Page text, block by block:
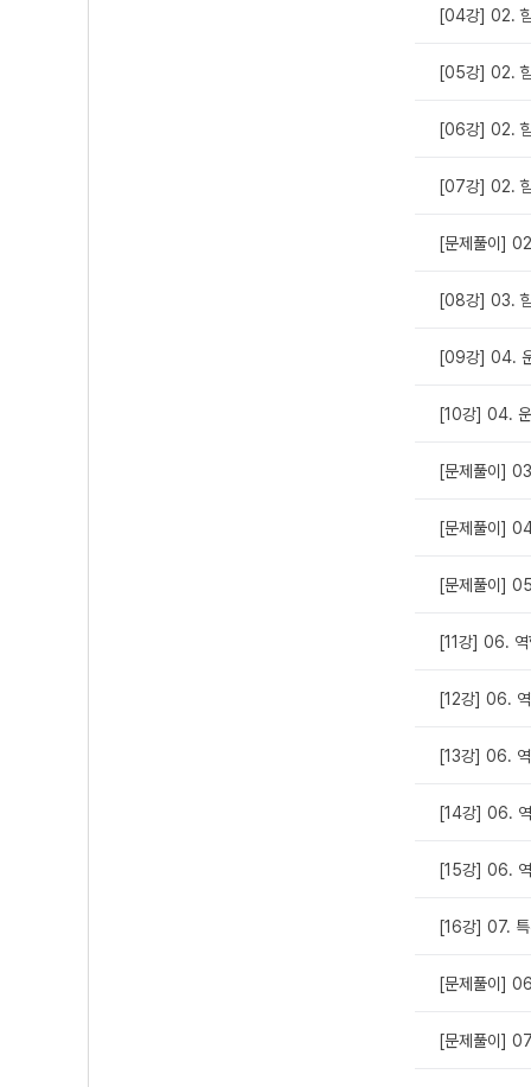
[04강] 02.
[05강] 02.
[06강] 02.
[07강] 02.
[문제풀이]
[08강] 03.
[09강] 04.
[10강] 04.
[문제풀이]
[문제풀이]
[문제풀이]
[11강] 06. 역
[12강] 06.
[13강] 06.
[14강] 06.
[15강] 06.
[16강] 07.
[문제풀이]
[문제풀이]